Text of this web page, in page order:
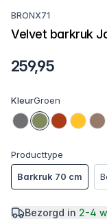
BRONX71
Velvet barkruk
259,95
KleurGroen
Producttype
Barkruk 70 cm
Bezorgd in 2-4